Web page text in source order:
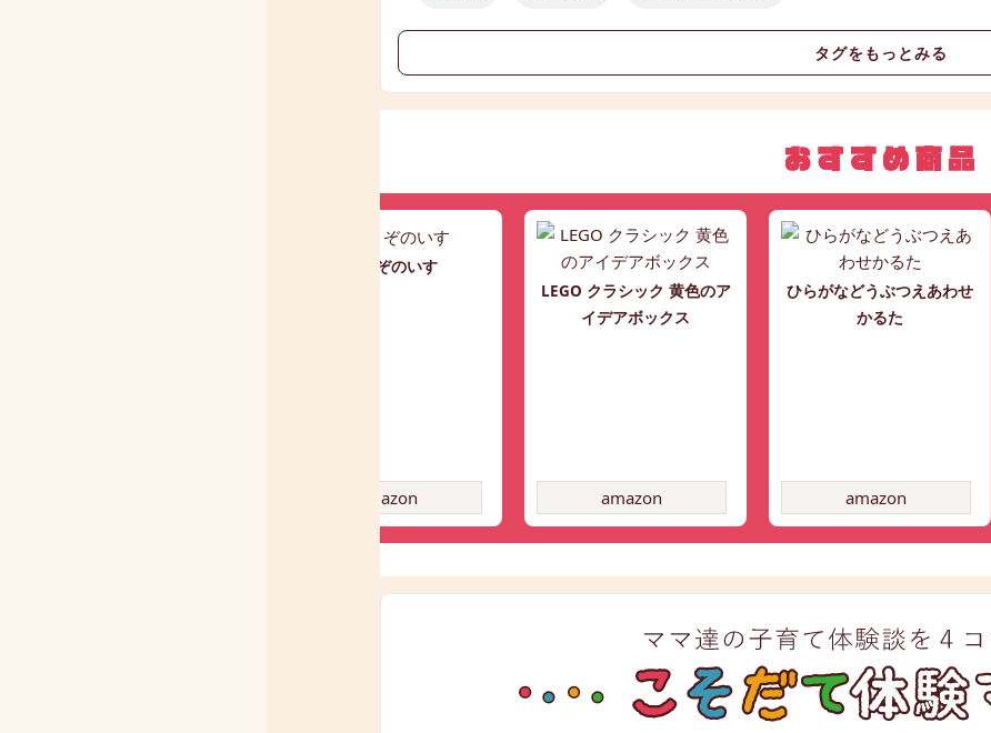
タグをもっとみる
どうぞのいす
amazon
LEGO クラシック 黄色のア
イデアボックス
amazon
ひらがなどうぶつえあわせ
かるた
amazon